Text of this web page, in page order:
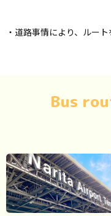
・道路事情により、ルー
Bus